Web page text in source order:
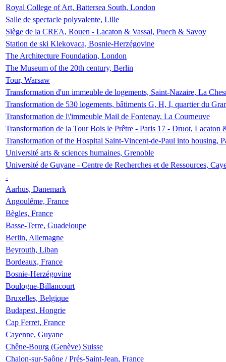
Royal College of Art, Battersea South, London
Salle de spectacle polyvalente, Lille
Siège de la CREA, Rouen - Lacaton & Vassal, Puech & Savoy
Station de ski Klekovaca, Bosnie-Herzégovine
The Architecture Foundation, London
The Museum of the 20th century, Berlin
Tour, Warsaw
Transformation d'un immeuble de logements, Saint-Nazaire, La
Transformation de 530 logements, bâtiments G, H, I, quartier du
Transformation de l\'immeuble Mail de Fontenay, La Courneuve
Transformation de la Tour Bois le Prêtre - Paris 17 - Druot, Lacaton
Transformation of the Hospital Saint-Vincent-de-Paul into housing,
Université arts & sciences humaines, Grenoble
Université de Guyane - Centre de Recherches et de Ressources,
-
Aarhus, Danemark
Angoulême, France
Bègles, France
Basse-Terre, Guadeloupe
Berlin, Allemagne
Beyrouth, Liban
Bordeaux, France
Bosnie-Herzégovine
Boulogne-Billancourt
Bruxelles, Belgique
Budapest, Hongrie
Cap Ferret, France
Cayenne, Guyane
Chêne-Bourg (Genève) Suisse
Chalon-sur-Saône / Prés-Saint-Jean, France